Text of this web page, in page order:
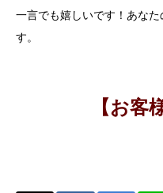
一言でも嬉しいです！あな
す。
【お客